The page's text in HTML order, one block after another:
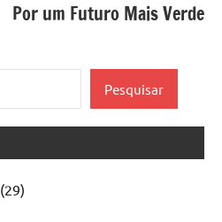
Por um Futuro Mais Verde
Pesquisar
(29)